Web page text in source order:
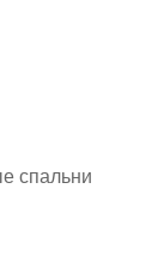
спальни